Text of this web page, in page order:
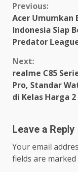
Continue
Reading
Previous:
Acer Umumkan
Indonesia Siap
Predator
Next:
realme C85
Pro, Standar
di Kelas Harga
Leave a Reply
Your email
fields are marked